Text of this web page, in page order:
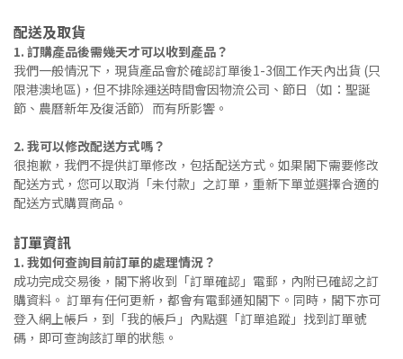
配送及取貨
1. 訂購產品後需幾天才可以收到產品？
我們一般情況下，現貨產品會於確認訂單後1-3個工作天內出貨 (只
限港澳地區)，但不排除運送時間會因物流公司、節日（如：聖誕
節、農曆新年及復活節）而有所影響。
2. 我可以修改配送方式嗎？
很抱歉，我們不提供訂單修改，包括配送方式。如果閣下需要修改
配送方式，您可以取消「未付款」之訂單，重新下單並選擇合適的
配送方式購買商品。
訂單資訊
1. 我如何查詢目前訂單的處理情況？
成功完成交易後，閣下將收到「訂單確認」電郵，內附已確認之訂
購資料。 訂單有任何更新，都會有電郵通知閣下。同時，閣下亦可
登入網上帳戶，到「我的帳戶」內點選「訂單追蹤」找到訂單號
碼，即可查詢該訂單的狀態。